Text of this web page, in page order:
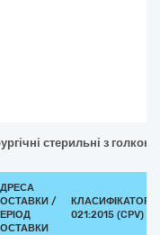
стерильні з
/
КЛАСИФІКАТОР
021:2015 (CPV)